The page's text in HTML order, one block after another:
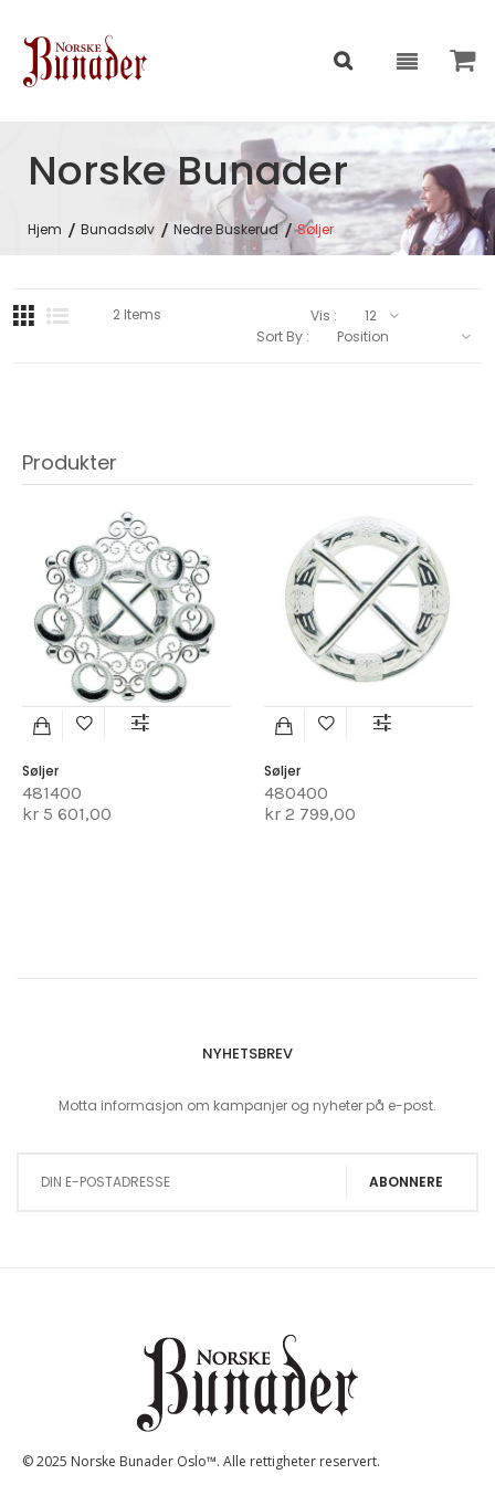
Norske Bunader
Hjem Bunadsølv Nedre Buskerud Søljer
Produkter
Søljer
481400
kr 5 601,00
Søljer
480400
kr 2 799,00
2Items
Vis :
Sort By :
NYHETSBREV
Motta informasjon om kampanjer og nyheter på e-post.
ABONNERE
© 2025 Norske Bunader Oslo™. Alle rettigheter reservert.